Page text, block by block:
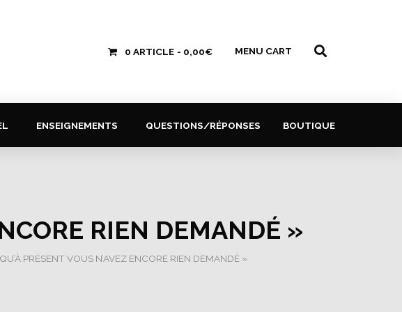
0 ARTICLE 0,00€ MENU CART
ENSEIGNEMENTS QUESTIONS/RÉPONSES BOUTIQUE
RIEN DEMANDÉ »
PRÉSENT VOUS N’AVEZ ENCORE RIEN DEMANDÉ »